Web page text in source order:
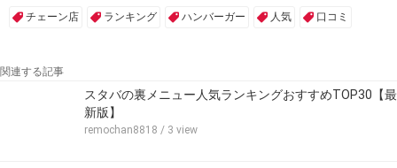
チェーン店 ランキング ハンバーガー 人気 口コミ
関連する記事
スタバの裏メニュー人気ランキングおすすめTOP30【最
新版】
remochan8818 / 3 view